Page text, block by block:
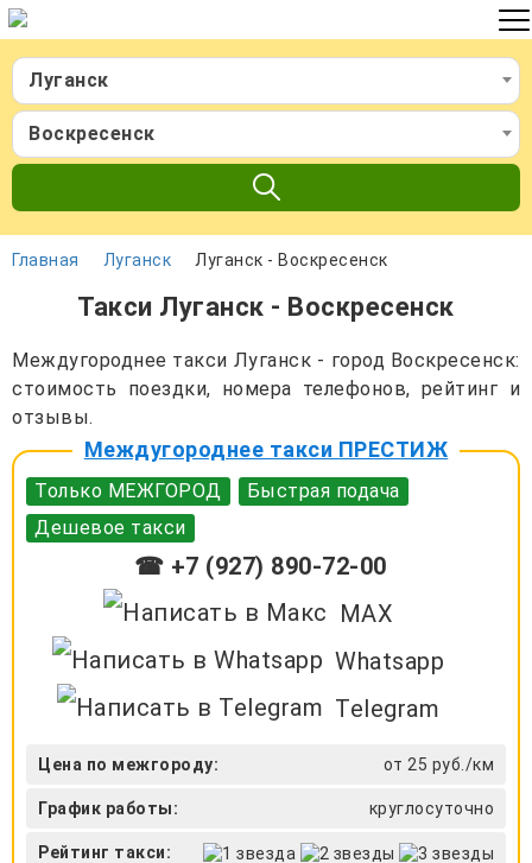
Луганск
Воскресенск
Главная Луганск Луганск - Воскресенск
Такси Луганск - Воскресенск
Междугороднее такси Луганск - город Воскресенск:
стоимость поездки, номера телефонов, рейтинг и
отзывы.
Междугороднее такси ПРЕСТИЖ
Только МЕЖГОРОД
Быстрая подача
Дешевое такси
☎ +7 (927) 890-72-00
MAX
Whatsapp
Telegram
Цена по межгороду: от 25 руб./км
График работы: круглосуточно
Рейтинг такси: